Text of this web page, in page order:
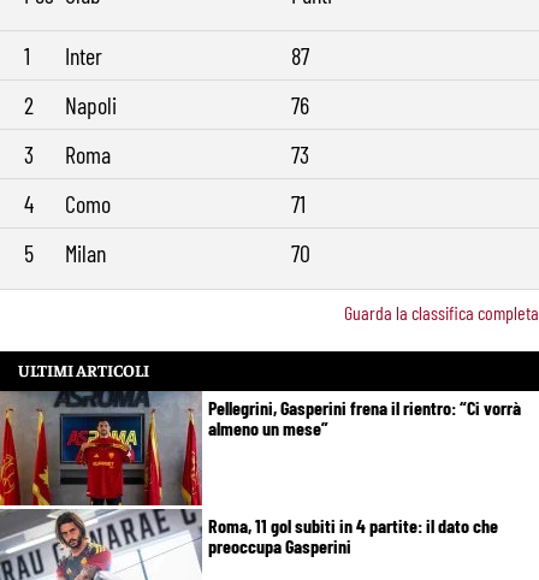
1 Inter
87
2
Napoli
76
3
Roma
73
4
Como
71
5
Milan 70
Guarda la classifica completa
ULTIMI ARTICOLI
Pellegrini, Gasperini frena il rientro: “Ci vorrà
almeno un mese”
Roma, 11 gol subiti in 4 partite: il dato che
preoccupa Gasperini